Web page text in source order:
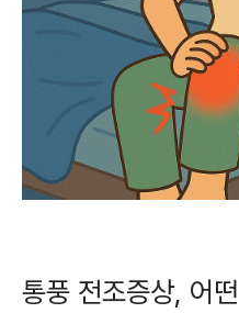
통풍 전조증상, 어